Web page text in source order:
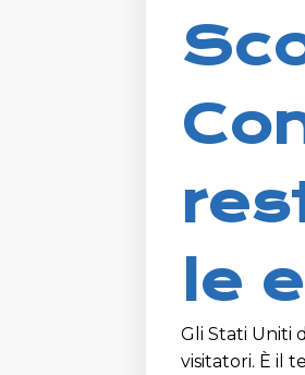
le
Gli Stati Uniti
visitatori. È il